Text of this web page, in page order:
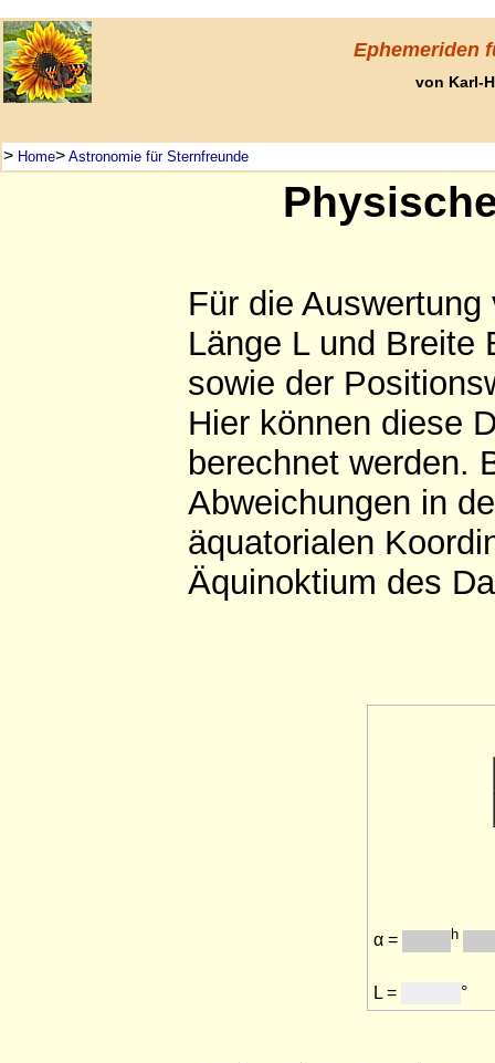
Ephemeriden
von Karl-
> Home> Astronomie für Sternfreunde
Für die
Länge L und Breite
sowie der
Hier können diese
berechnet werden.
Abweichungen in
äquatorialen
Äquinoktium des
α = h
L = °